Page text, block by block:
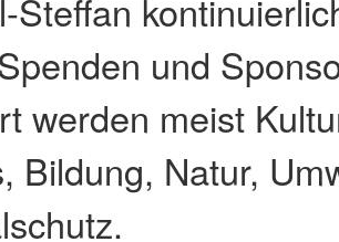
Steffan
und
werden meist
Bildung, Natur,